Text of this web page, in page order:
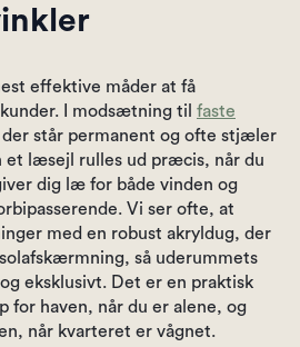
effektive måder at få
I modsætning til faste
der står permanent og ofte stjæler
et læsejl rulles ud præcis, når du
dig læ for både vinden og
Vi ser ofte, at
med en robust akryldug, der
så uderummets
eksklusivt. Det er en praktisk
for haven, når du er alene, og
når kvarteret er vågnet.